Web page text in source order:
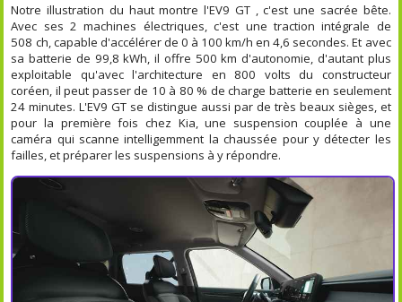
Notre illustration du haut montre l'EV9 GT , c'est une sacrée bête.
Avec ses 2 machines électriques, c'est une traction intégrale de
508 ch, capable d'accélérer de 0 à 100 km/h en 4,6 secondes. Et avec
sa batterie de 99,8 kWh, il offre 500 km d'autonomie, d'autant plus
exploitable qu'avec l'architecture en 800 volts du constructeur
coréen, il peut passer de 10 à 80 % de charge batterie en seulement
24 minutes. L'EV9 GT se distingue aussi par de très beaux sièges, et
pour la première fois chez Kia, une suspension couplée à une
caméra qui scanne intelligemment la chaussée pour y détecter les
failles, et préparer les suspensions à y répondre.